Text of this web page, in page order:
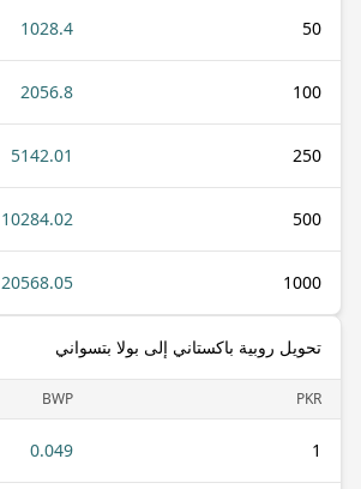
50
1028.4
100
2056.8
250
5142.01
500
10284.02
1000
20568.05
تحويل روبية باكستاني إلى بولا بتسواني
PKR
BWP
1
0.049